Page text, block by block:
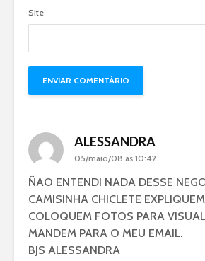
Site
ALESSANDRA
05/maio/08 às 10:42
ÑAO ENTENDI NADA DESSE
CAMISINHA CHICLETE
COLOQUEM FOTOS PARA
MANDEM PARA O MEU EMAIL.
BJS ALESSANDRA